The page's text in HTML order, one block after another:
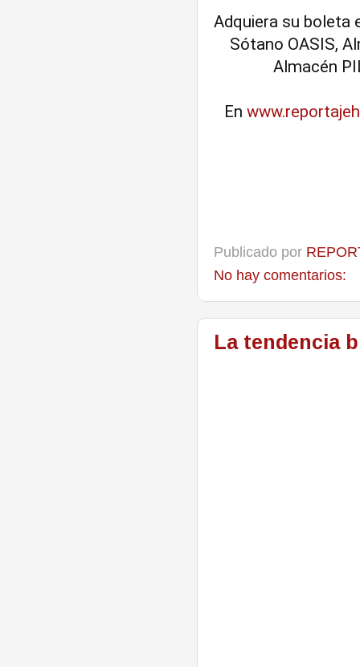
Adquiera su boleta
Sótano OASIS,
Almacén
En
Publicado por
No hay comentarios:
La tendencia